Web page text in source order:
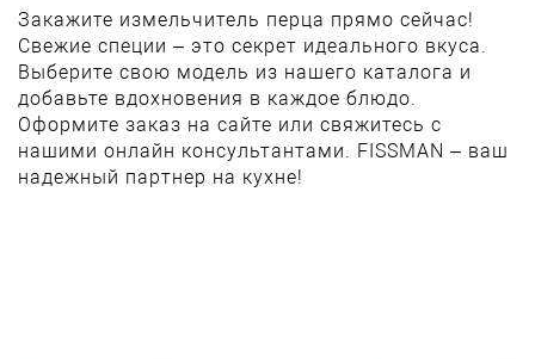
Закажите измельчитель перца прямо сейчас!
Свежие специи – это секрет идеального вкуса.
Выберите свою модель из нашего каталога и
добавьте вдохновения в каждое блюдо.
Оформите заказ на сайте или свяжитесь с
нашими онлайн консультантами. FISSMAN – ваш
надежный партнер на кухне!